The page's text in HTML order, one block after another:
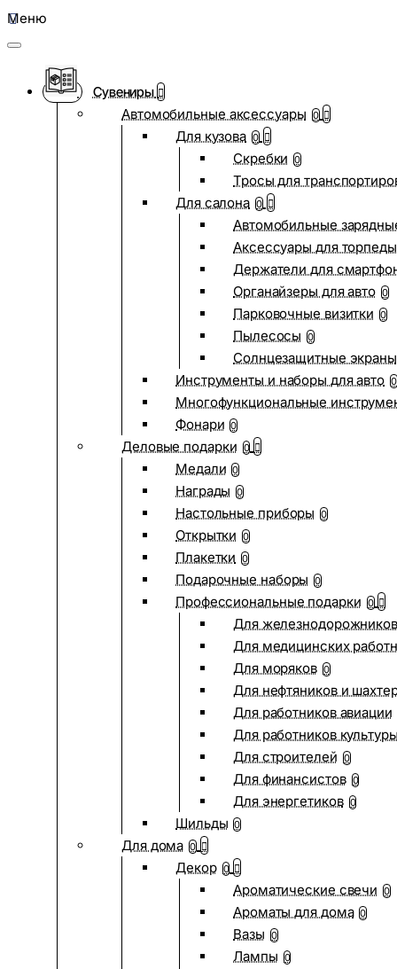
Меню
Сувениры
Автомобильные аксессуары 0
Для кузова 0
Скребки 0
Тросы для
Для салона 0
Автомобильные
Аксессуары для
Держатели для
Органайзеры для авто 0
Парковочные визитки 0
Пылесосы 0
Солнцезащитные экраны
Инструменты и наборы для авто 0
Многофункциональные
Фонари 0
Деловые подарки 0
Медали 0
Награды 0
Настольные приборы 0
Открытки 0
Плакетки 0
Подарочные наборы 0
Профессиональные подарки 0
Для железнодорожников
Для медицинских
Для моряков 0
Для нефтяников и
Для работников авиации
Для работников
Для строителей 0
Для финансистов 0
Для энергетиков 0
Шильды 0
Для дома 0
Декор 0
Ароматические свечи 0
Ароматы для дома 0
Вазы 0
Лампы 0